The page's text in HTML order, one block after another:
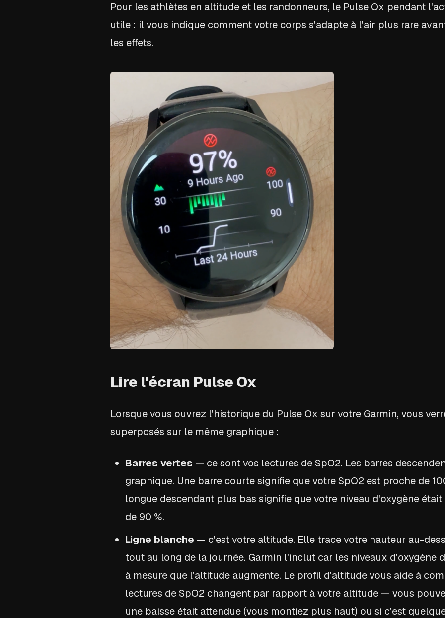
Pour les athlètes en altitude et les randonneurs, le Pulse Ox pendant
utile : il vous indique comment votre corps s'adapte à l'air plus rare
les effets.
Lire l'écran Pulse Ox
Lorsque vous ouvrez l'historique du Pulse Ox sur votre Garmin, vous
superposés sur le même graphique :
Barres vertes — ce sont vos lectures de SpO2. Les barres
graphique. Une barre courte signifie que votre SpO2 est proche de
longue descendant plus bas signifie que votre niveau d'oxygène
de 90 %.
Ligne blanche — c'est votre altitude. Elle trace votre hauteur au-
tout au long de la journée. Garmin l'inclut car les niveaux d'oxygène
à mesure que l'altitude augmente. Le profil d'altitude vous aide à
lectures de SpO2 changent par rapport à votre altitude — vous
une baisse était attendue (vous montiez plus haut) ou si c'est